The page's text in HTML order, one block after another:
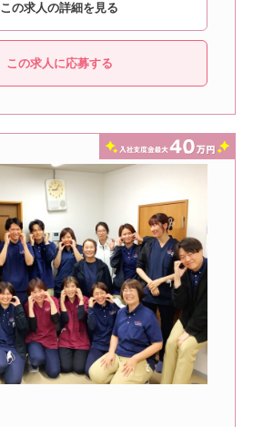
この求人の詳細を見る
この求人に応募する